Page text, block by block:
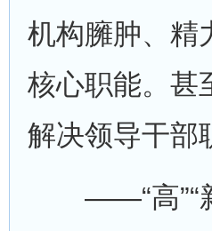
机构臃肿、精
核心职能。甚
解决领导干部
——“高”“新